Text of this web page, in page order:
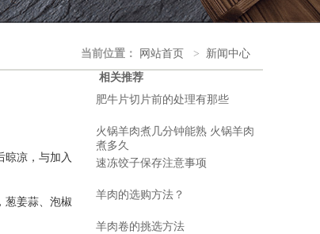
当前位置： 网站首页 > 新闻中心
晾凉，与加入
葱姜蒜、泡椒
相关推荐
肥牛片切片前的处理有那些
火锅羊肉煮几分钟能熟 火锅羊肉
煮多久
速冻饺子保存注意事项
羊肉的选购方法？
羊肉卷的挑选方法